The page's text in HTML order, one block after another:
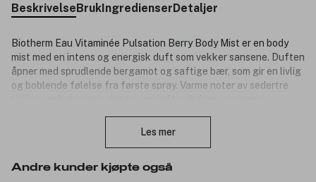
BeskrivelseBrukIngredienserDetaljer
Biotherm Eau Vitaminée Pulsation Berry Body Mist er en body
mist med en intens og energisk duft som vekker sansene. Duften
åpner med sprudlende bergamot og saftige bær, som gir en livlig
og boblende følelse fra første spray. Varme noter av sedertre
3351127
Les mer
Andre kunder kjøpte også